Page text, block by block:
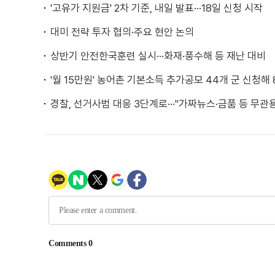
'고유가 지원금' 2차 기준, 내일 발표···18일 신청 시작
대미 전략 투자 협의·주요 현안 논의
상반기 안전한국훈련 실시···화재·풍수해 등 재난 대비
'월 15만원' 농어촌 기본소득 추가공모 44개 군 신청해
경찰, 선거사범 대응 3단계로···"가짜뉴스·금품 등 무관